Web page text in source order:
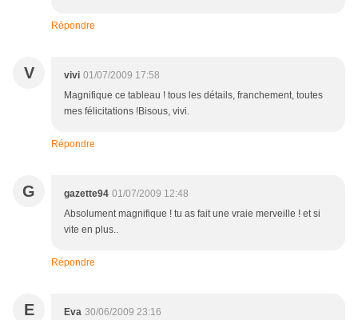
Répondre
V vivi 01/07/2009 17:58
Magnifique ce tableau ! tous les détails, franchement, toutes
mes félicitations !Bisous, vivi.
Répondre
G gazette94 01/07/2009 12:48
Absolument magnifique ! tu as fait une vraie merveille ! et si
vite en plus..
Répondre
E Eva 30/06/2009 23:16